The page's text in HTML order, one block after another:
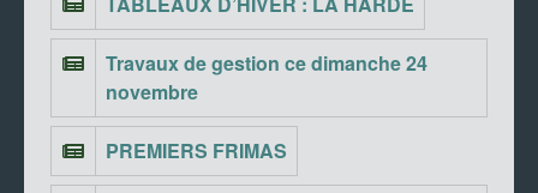
Travaux de gestion ce dimanche 24
novembre
PREMIERS FRIMAS